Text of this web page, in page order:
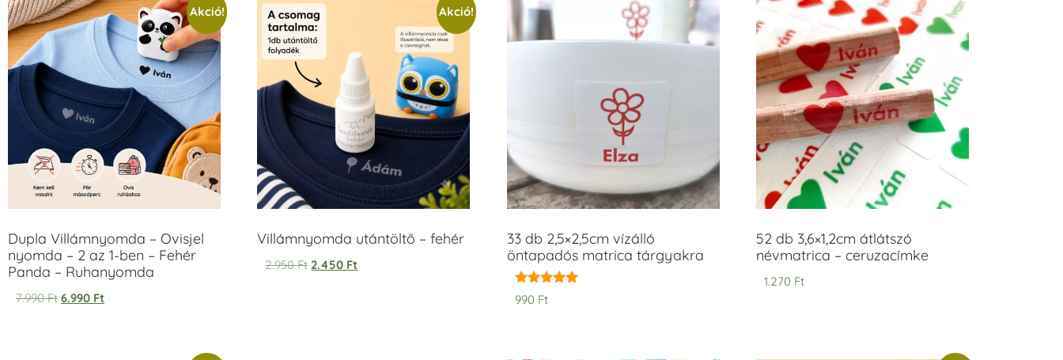
Akció!
Dupla Villámnyomda – Ovisjel
nyomda – 2 az 1-ben – Fehér
Panda – Ruhanyomda
7.990Ft 6.990 Ft
Akció!
Villámnyomda utántöltő – fehér
2.950Ft 2.450 Ft
33 db 2,5×2,5cm vízálló
öntapadós matrica tárgyakra
Értékelés:
5.00
990 Ft
52 db 3,6×1,2cm átlátszó
névmatrica – ceruzacímke
1.270 Ft